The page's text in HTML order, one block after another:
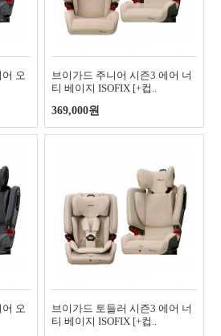
오
브이가드 주니어 시즌3 에어 너
티 베이지 ISOFIX [+컵..
369,000원
오
브이가드 토들러 시즌3 에어 너
티 베이지 ISOFIX [+컵..